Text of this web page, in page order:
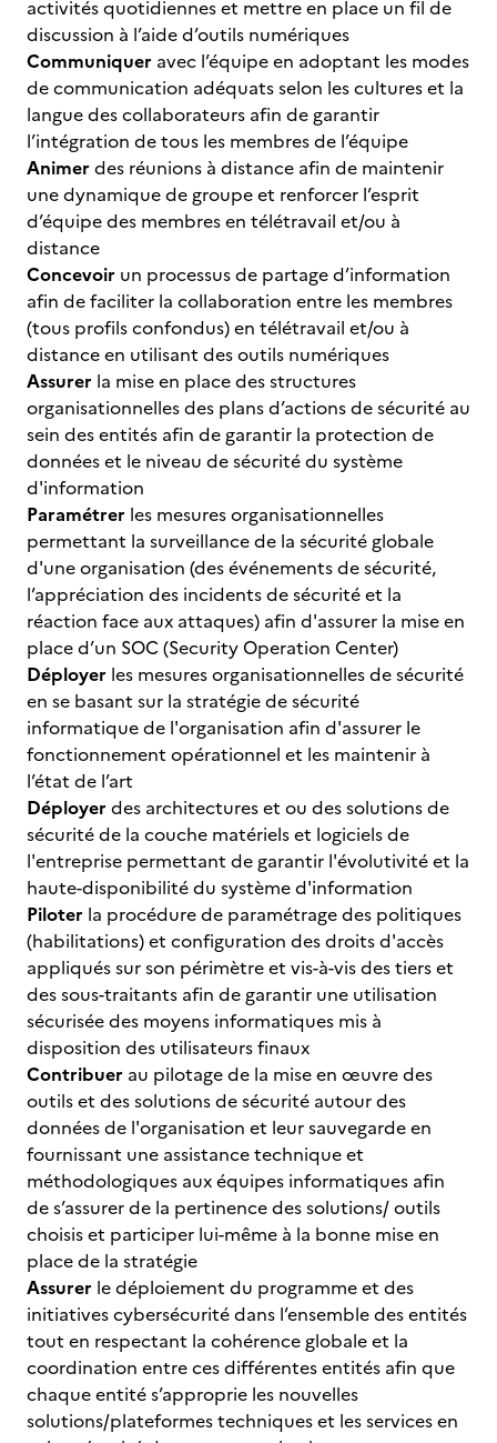
activités quotidiennes et mettre en place un fil de
discussion à l’aide d’outils numériques
Communiquer avec l’équipe en adoptant les modes
de communication adéquats selon les cultures et la
langue des collaborateurs afin de garantir
l’intégration de tous les membres de l’équipe
Animer des réunions à distance afin de maintenir
une dynamique de groupe et renforcer l’esprit
d’équipe des membres en télétravail et/ou à
distance
Concevoir un processus de partage d’information
afin de faciliter la collaboration entre les membres
(tous profils confondus) en télétravail et/ou à
distance en utilisant des outils numériques
Assurer la mise en place des structures
organisationnelles des plans d’actions de sécurité au
sein des entités afin de garantir la protection de
données et le niveau de sécurité du système
d'information
Paramétrer les mesures organisationnelles
permettant la surveillance de la sécurité globale
d'une organisation (des événements de sécurité,
l’appréciation des incidents de sécurité et la
réaction face aux attaques) afin d'assurer la mise en
place d’un SOC (Security Operation Center)
Déployer les mesures organisationnelles de sécurité
en se basant sur la stratégie de sécurité
informatique de l'organisation afin d'assurer le
fonctionnement opérationnel et les maintenir à
l’état de l’art
Déployer des architectures et ou des solutions de
sécurité de la couche matériels et logiciels de
l'entreprise permettant de garantir l'évolutivité et la
haute-disponibilité du système d'information
Piloter la procédure de paramétrage des politiques
(habilitations) et configuration des droits d'accès
appliqués sur son périmètre et vis-à-vis des tiers et
des sous-traitants afin de garantir une utilisation
sécurisée des moyens informatiques mis à
disposition des utilisateurs finaux
Contribuer au pilotage de la mise en œuvre des
outils et des solutions de sécurité autour des
données de l'organisation et leur sauvegarde en
fournissant une assistance technique et
méthodologiques aux équipes informatiques afin
de s’assurer de la pertinence des solutions/ outils
choisis et participer lui-même à la bonne mise en
place de la stratégie
Assurer le déploiement du programme et des
initiatives cybersécurité dans l’ensemble des entités
tout en respectant la cohérence globale et la
coordination entre ces différentes entités afin que
chaque entité s’approprie les nouvelles
solutions/plateformes techniques et les services en